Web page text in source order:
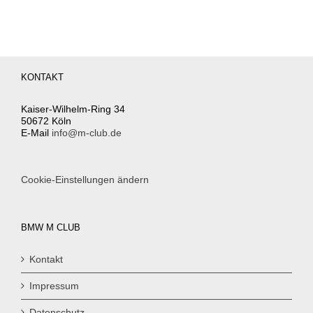
KONTAKT
Kaiser-Wilhelm-Ring 34
50672 Köln
E-Mail info@m-club.de
Cookie-Einstellungen ändern
BMW M CLUB
Kontakt
Impressum